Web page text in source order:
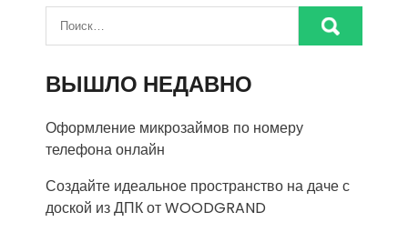
ВЫШЛО НЕДАВНО
Оформление микрозаймов по номеру
телефона онлайн
Создайте идеальное пространство на даче с
доской из ДПК от WOODGRAND